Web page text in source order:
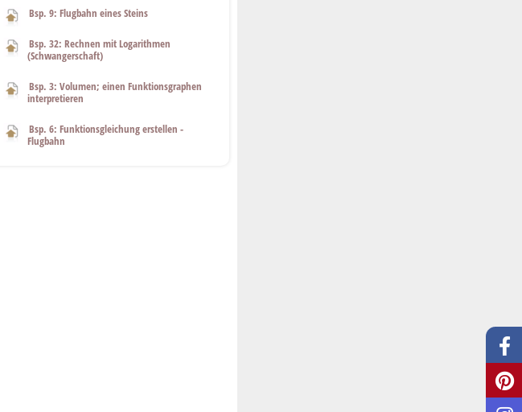
Bsp. 9: Flugbahn eines Steins
Bsp. 32: Rechnen mit Logarithmen
(Schwangerschaft)
Bsp. 3: Volumen; einen Funktionsgraphen
interpretieren
Bsp. 6: Funktionsgleichung erstellen -
Flugbahn